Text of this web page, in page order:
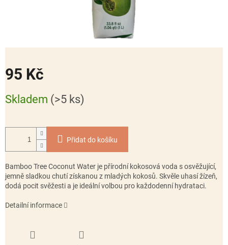
95 Kč
cena:
Skladem (>5 ks)
Přidat do košíku
Bamboo Tree Coconut Water je přírodní kokosová voda s osvěžující,
jemně sladkou chutí získanou z mladých kokosů. Skvěle uhasí žízeň,
dodá pocit svěžesti a je ideální volbou pro každodenní hydrataci.
Detailní informace